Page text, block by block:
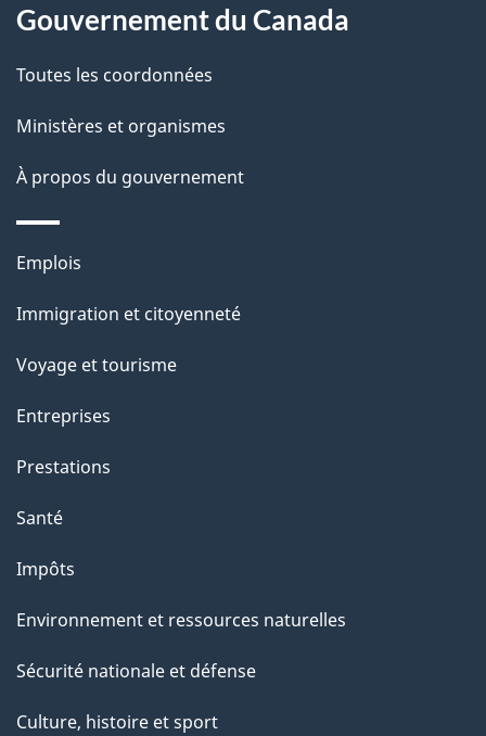
e
l
a
p
a
g
e
Gouvernement du Canada
Toutes les coordonnées
Ministères et organismes
À propos du gouvernement
Thèmes
sujets
Emplois
Immigration et citoyenneté
Voyage et tourisme
Entreprises
Prestations
Santé
Impôts
Environnement et ressources naturelles
Sécurité nationale et défense
Culture, histoire et sport